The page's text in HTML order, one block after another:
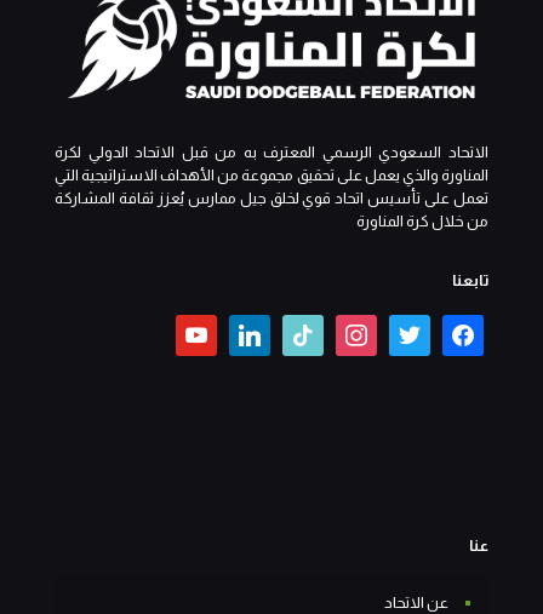
الاتحاد السعودي الرسمي المعترف به من قبل الاتحاد الدولي لكرة
المناورة والذي يعمل على تحقيق مجموعة من الأهداف الاستراتيجية التي
تعمل على تأسيس اتحاد قوي لخلق جيل ممارس يُعزز ثقافة المشاركة
من خلال كرة المناورة
تابعنا
عنا
عن الاتحاد